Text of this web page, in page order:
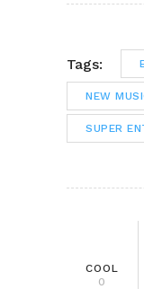
Tags:
NEW
SUPER
COOL
0